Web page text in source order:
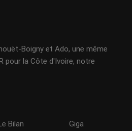
Boigny et Ado, une même
pour la Côte d'Ivoire, notre
Bilan
Giga